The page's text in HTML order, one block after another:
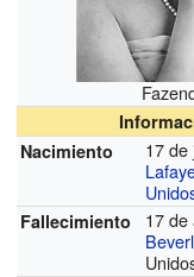
Nacimiento
17 de
Fallecimiento
17 de